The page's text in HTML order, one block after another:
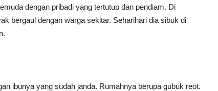
dengan pribadi yang tertutup dan pendiam. Di
bergaul dengan warga sekitar. Seharihari dia sibuk di
ibunya yang sudah janda. Rumahnya berupa gubuk reot.